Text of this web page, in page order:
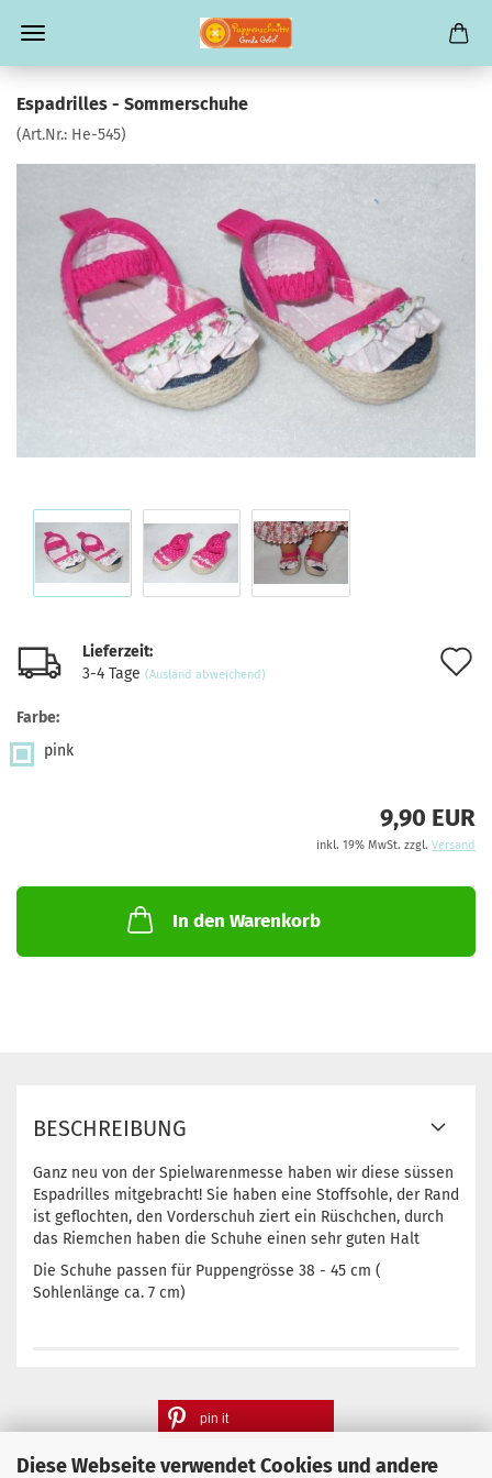
Diese Webseite verwendet Cookies und andere
Espadrilles - Sommerschuhe
(Art.Nr.: He-545)
Lieferzeit:
3-4 Tage (Ausland abweichend)
Farbe:
pink
9,90 EUR
inkl. 19% MwSt. zzgl. Versand
In den Warenkorb
BESCHREIBUNG
Ganz neu von der Spielwarenmesse haben wir diese süssen
Espadrilles mitgebracht! Sie haben eine Stoffsohle, der Rand
ist geflochten, den Vorderschuh ziert ein Rüschchen, durch
das Riemchen haben die Schuhe einen sehr guten Halt
Die Schuhe passen für Puppengrösse 38 - 45 cm (
Sohlenlänge ca. 7 cm)
pin it